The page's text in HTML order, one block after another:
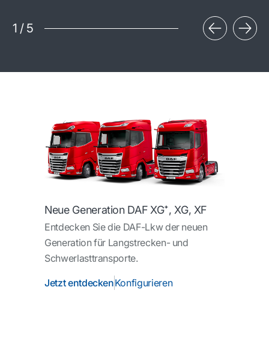
1 / 5
Neue Generation DAF XG⁺, XG, XF
Entdecken Sie die DAF-Lkw der neuen
Generation für Langstrecken- und
Schwerlasttransporte.
Jetzt entdeckenKonfigurieren